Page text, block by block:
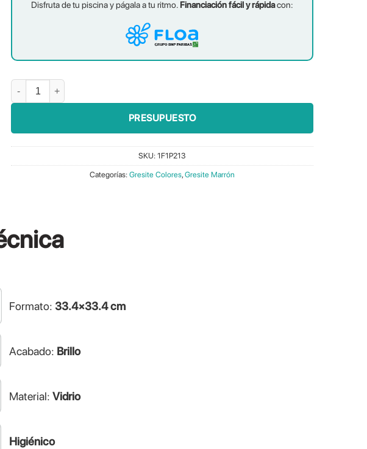
Disfruta de tu piscina y págala a tu ritmo. Financiación fácil y rápidacon:
Niebla Tierra cantidad
PRESUPUESTO
SKU: 1F1P213
Categorías: Gresite Colores, Gresite Marrón
Formato: 33.4×33.4 cm
Acabado: Brillo
Material: Vidrio
Higiénico